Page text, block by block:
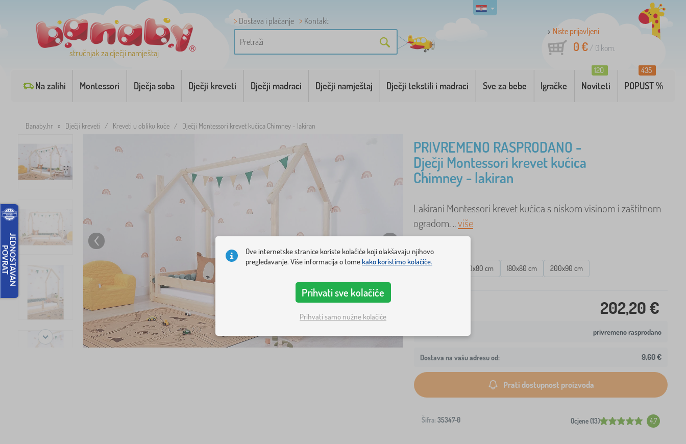
stručnjak za dječji namještaj
Dostava i plaćanje
Kontakt
Niste prijavljeni
0 €/ 0 kom.
Na zalihi Montessori Dječja soba Dječji kreveti Dječji madraci Dječji namještaj Dječji tekstili i madraci Sve za bebe Igračke Noviteti
120
POPUST %
435
Banaby.hr » Dječji kreveti / Kreveti u obliku kuće / Dječji Montessori krevet kućica Chimney - lakiran
PRIVREMENO RASPRODANO -
Dječji Montessori krevet kućica
Chimney - lakiran
Lakirani Montessori krevet kućica s niskom visinom i zaštitnom
ogradom. ..više
Veličina kreveta
140x70 cm
160x80 cm 180x80 cm 200x90 cm
202,20 €
privremeno rasprodano
Dostava na vašu adresu od: 9,60 €
Prati dostupnost proizvoda
Šifra: 35347-0 Ocjene (13) 4.7
Ove internetske stranice koriste kolačiće koji olakšavaju njihovo
pregledavanje. Više informacija o tomekako koristimo kolačiće.
Prihvati sve kolačiće
Prihvati samo nužne kolačiće